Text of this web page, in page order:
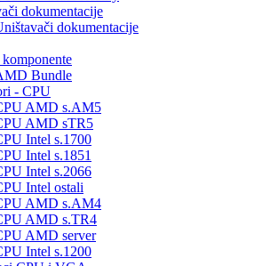
dokumentacije
dokumentacije
Bundle
- CPU
AMD s.AM5
AMD sTR5
Intel s.1700
Intel s.1851
Intel s.2066
Intel ostali
AMD s.AM4
AMD s.TR4
AMD server
Intel s.1200